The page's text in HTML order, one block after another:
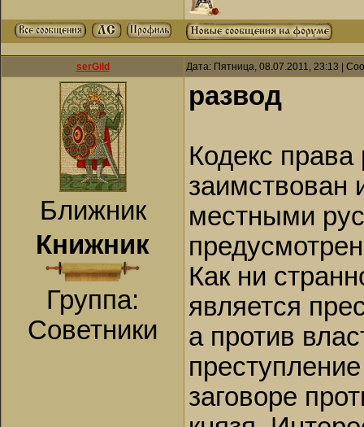
serGild Дата: Пятница, 08.07.2011, 23:13 |
Ближник
Книжник
Группа:
Советники
развод
Кодекс
заимствован
местными
Как ни
является
а против
заговоре